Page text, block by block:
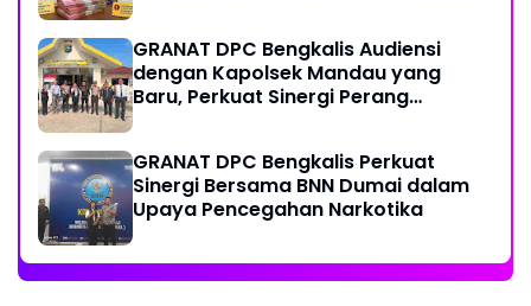
GRANAT DPC Bengkalis Audiensi
dengan Kapolsek Mandau yang
Baru, Perkuat Sinergi Perang
GRANAT DPC Bengkalis Perkuat
Sinergi Bersama BNN Dumai dalam
Upaya Pencegahan Narkotika